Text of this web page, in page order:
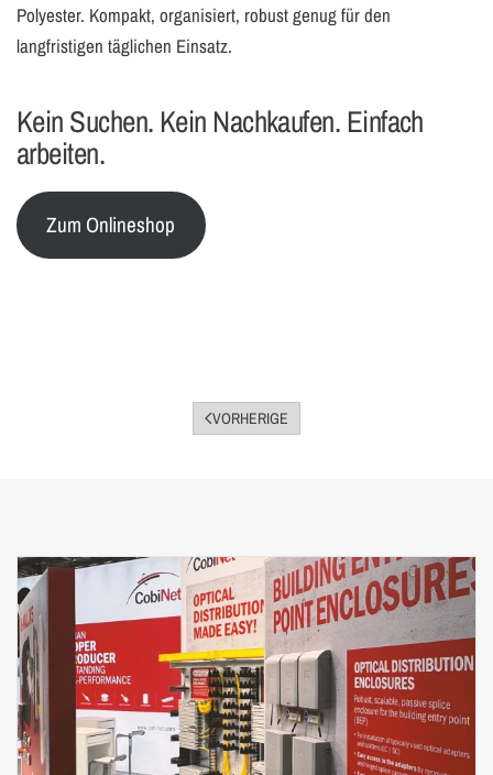
Polyester. Kompakt, organisiert, robust genug für den
langfristigen täglichen Einsatz.
Kein Suchen. Kein Nachkaufen. Einfach
arbeiten.
Zum Onlineshop
VORHERIGE